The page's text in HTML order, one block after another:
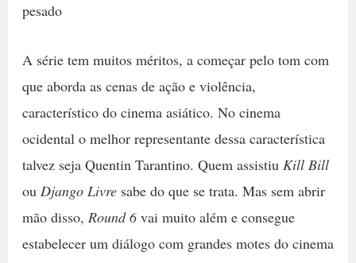
pesado
A série tem muitos méritos, a começar pelo tom com
que aborda as cenas de ação e violência,
característico do cinema asiático. No cinema
ocidental o melhor representante dessa característica
talvez seja Quentin Tarantino. Quem assistiu Kill Bill
ou Django Livresabe do que se trata. Mas sem abrir
mão disso, Round 6vai muito além e consegue
estabelecer um diálogo com grandes motes do cinema